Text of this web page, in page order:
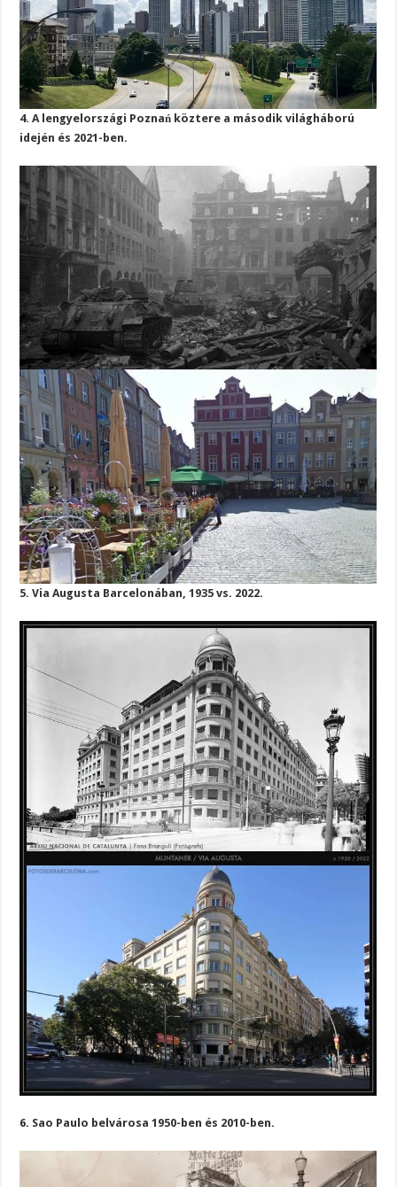
4. A lengyelországi Poznań köztere a második világháború
idején és 2021-ben.
5. Via Augusta Barcelonában, 1935 vs. 2022.
6. Sao Paulo belvárosa 1950-ben és 2010-ben.